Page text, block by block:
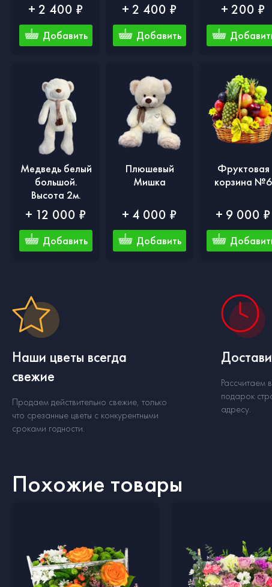
+ 2 400 ₽
Добавить
+ 2 400 ₽
Добавить
+ 200 ₽
Медведь белый
большой.
Высота 2м.
+ 12 000 ₽
Добавить
Плюшевый
Мишка
+ 4 000 ₽
Добавить
Фруктовая
корзина №6
+ 9 000 ₽
Наши цветы всегда
свежие
Продаем действительно свежие, только
что срезанные цветы с конкурентными
сроками годности.
Рассчитаем
подарок
адресу.
Похожие товары